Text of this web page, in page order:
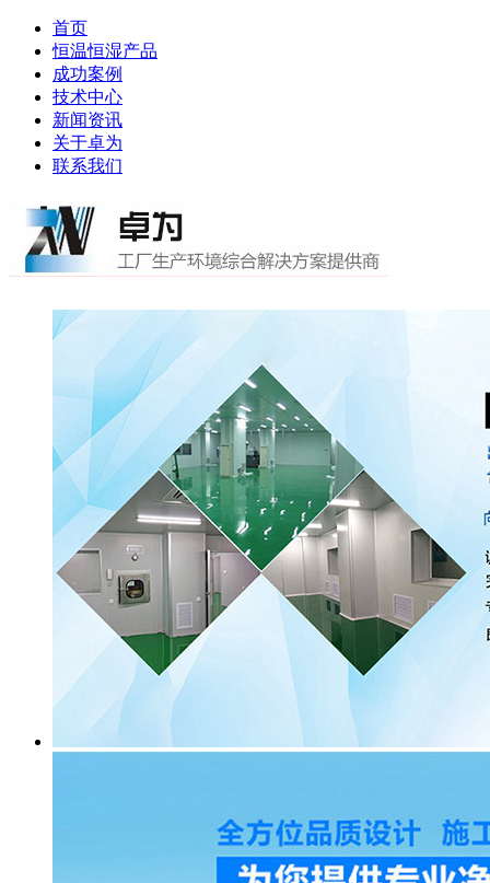
首页
恒温恒湿产品
成功案例
技术中心
新闻资讯
关于卓为
联系我们